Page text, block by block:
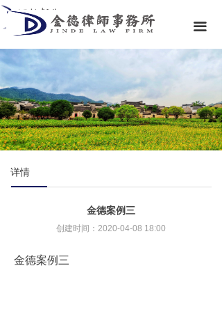
끀
首页
关于金德
专业领域
专业团队
金德资讯
金德文库
金德案例三
金德案例三
详情
创建时间： 2020-04-08 18:00